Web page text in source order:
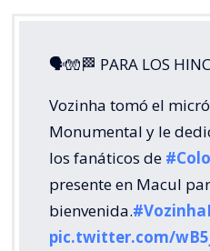
🗣🧤🏁 PARA LOS
Vozinha tomó el
Monumental y le
los fanáticos de
presente en Macul
bienvenida.
pic.twitter.com/